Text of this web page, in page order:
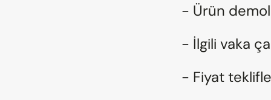
- Ürün
- İlgili vaka
- Fiyat